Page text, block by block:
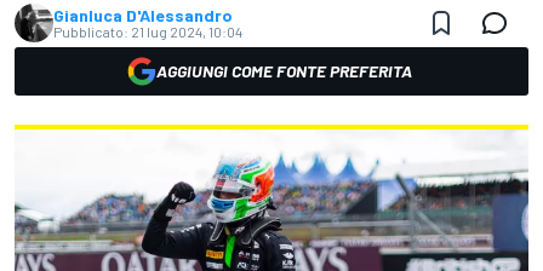
Gianluca D'Alessandro
Pubblicato: 21 lug 2024, 10:04
AGGIUNGI COME FONTE PREFERITA